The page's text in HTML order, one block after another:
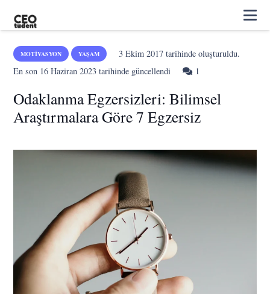
MOTIVASYON YAŞAM 3 Ekim 2017tarihinde oluşturuldu.
En son 16 Haziran 2023 tarihinde güncellendi 1
Odaklanma Egzersizleri: Bilimsel
Araştırmalara Göre 7 Egzersiz